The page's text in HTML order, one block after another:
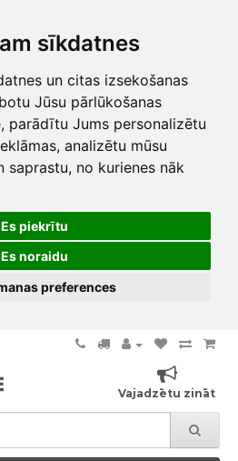
sīkdatnes
un citas izsekošanas
Jūsu pārlūkošanas
parādītu Jums personalizētu
analizētu mūsu
saprastu, no kurienes nāk
Es piekrītu
Es noraidu
preferences
Vajadzētu zināt